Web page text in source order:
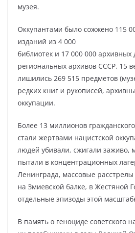
музея.
Оккупантами было сожжено 115
изданий из 4 000
библиотек и 17 000 000 архивных
региональных архивов СССР. 15
лишились 269 515 предметов
редких книг и рукописей,
оккупации.
Более 13 миллионов
стали жертвами нацистской
людей убивали, сжигали заживо,
пытали в концентрационных
Ленинграда, массовые
на Змиевской балке, в Жестяной
отдельные эпизоды этой
В память о геноциде советского